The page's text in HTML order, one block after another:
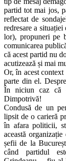
partid tot mai jos,
reflectat de
redresare a
lor), propuneri pe
comunicarea
că acest partid nu
acutizează și mai
Or, în acest context
parte din el.
În niciun caz că
Dimpotrivă!
Condusă de un
lipsit de o carieră
în afara politicii,
această
șefii de la
când partidul